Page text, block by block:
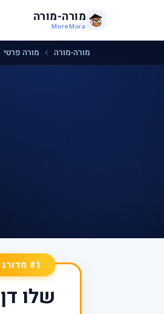
מורה-מורה
MoreMora
מורה-מורה מורה פרטי
#1 מדורג עליון
שלו דן